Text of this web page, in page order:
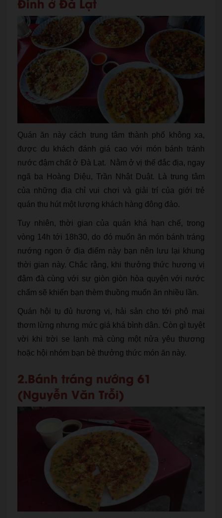
Quán ăn này cách trung tâm thành phố không xa,
được du khách đánh giá cao với món bánh tránh
nước đậm chất ở Đà Lạt. Nằm ở vị thế đắc địa, ngay
ngã ba Hoàng Diệu, Trần Nhật Duật. Là trung tâm
của những địa chỉ vui chơi và giải trí của giới trẻ
quán thu hút một lượng khách hàng đông đảo.
Tuy nhiên, thời gian của quán khá hạn chế, trong
vòng 14h tới 18h30, do đó muốn ăn món bánh tráng
nướng ngon ở địa điểm này bạn nên lưu lại khung
thời gian này. Chắc rằng, khi thưởng thức hương vị
đậm đà cùng với sự giòn giòn hòa quyện với nước
chấm sẽ khiến bạn thèm thuồng muốn ăn nhiều lần.
Quán hội tụ đủ hương vị, hải sản cho tới phô mai
thơm lừng nhưng mức giá khá bình dân. Còn gì tuyệt
vời khi trời se lạnh mà cùng một nửa yêu thương
hoặc hội nhóm bạn bè thưởng thức món ăn này.
2.Bánh tráng nướng 61
(Nguyễn Văn Trỗi)